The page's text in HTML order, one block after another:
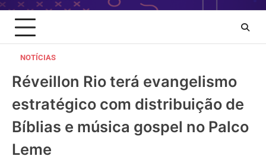
NOTÍCIAS
Réveillon Rio terá evangelismo
estratégico com distribuição de
Bíblias e música gospel no Palco
Leme